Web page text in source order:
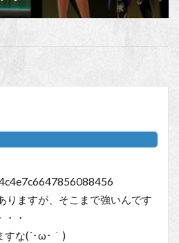
りますが、そこまで強いんです
・
すな(´･ω･｀)